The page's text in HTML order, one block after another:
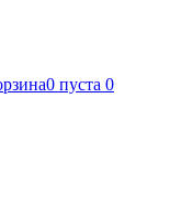
0 пуста 0